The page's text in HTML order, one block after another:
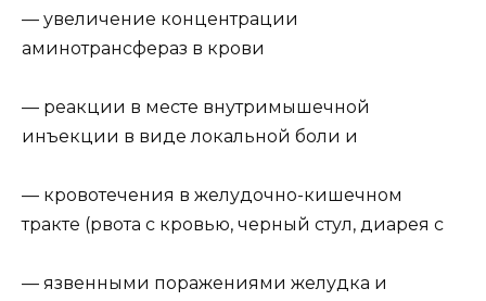
— увеличение концентрации
аминотрансфераз в крови
— реакции в месте внутримышечной
инъекции в виде локальной боли и
— кровотечения в желудочно-кишечном
тракте (рвота с кровью, черный стул, диарея с
— язвенными поражениями желудка и